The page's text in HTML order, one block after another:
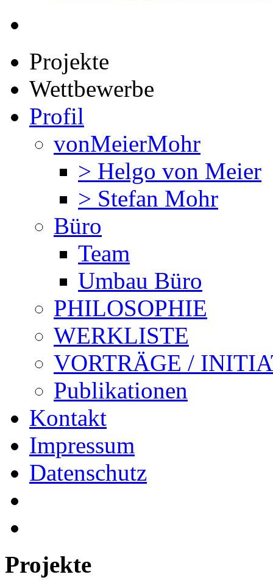
Projekte
Wettbewerbe
Profil
vonMeierMohr
> Helgo von Meier
> Stefan Mohr
Büro
Team
Umbau Büro
PHILOSOPHIE
WERKLISTE
VORTRÄGE /
Publikationen
Kontakt
Impressum
Datenschutz
Projekte